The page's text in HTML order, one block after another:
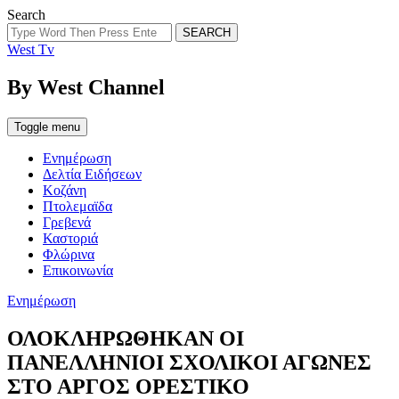
Search
SEARCH
West Tv
By West Channel
Toggle menu
Ενημέρωση
Δελτία Ειδήσεων
Κοζάνη
Πτολεμαϊδα
Γρεβενά
Καστοριά
Φλώρινα
Επικοινωνία
Categories
Ενημέρωση
ΟΛΟΚΛΗΡΩΘΗΚΑΝ ΟΙ
ΠΑΝΕΛΛΗΝΙΟΙ ΣΧΟΛΙΚΟΙ ΑΓΩΝΕΣ
ΣΤΟ ΑΡΓΟΣ ΟΡΕΣΤΙΚΟ